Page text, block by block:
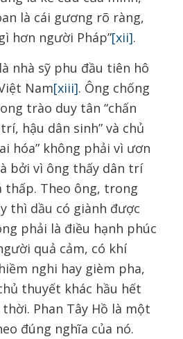
là cái gương rõ ràng,
hơn người Pháp”[xii].
nhà sỹ phu đầu tiên hô
Nam[xiii]. Ông chống
trào duy tân “chấn
hậu dân sinh” và chủ
hóa” không phải vì ươn
bởi vì ông thấy dân trí
thấp. Theo ông, trong
thì dầu có giành được
phải là điều hạnh phúc
quả cảm, có khí
nghi hay gièm pha,
thuyết khác hầu hết
Phan Tây Hồ là một
đúng nghĩa của nó.